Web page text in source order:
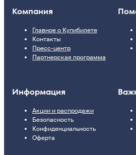
Компания
Главное о Купибилете
Контакты
Пресс-центр
Партнерская программа
Информация
Акции и распродажи
Безопасность
Конфиденциальность
Оферта